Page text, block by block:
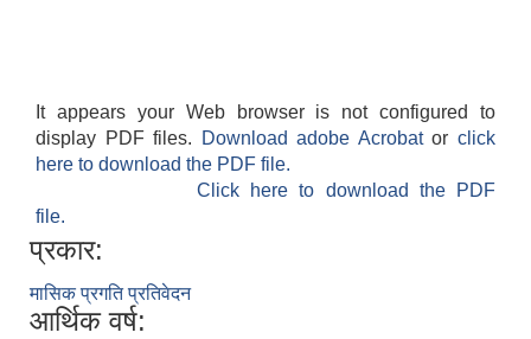
It appears your Web browser is not configured to
display PDF files.
Download adobe Acrobatorclick
here to download the PDF file.
Click here to download the PDF
file.
प्रकार:
मासिक प्रगति प्रतिवेदन
आर्थिक वर्ष: